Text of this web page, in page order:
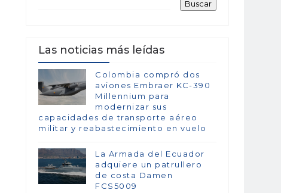
Las noticias más leídas
Colombia compró dos
aviones Embraer KC-390
Millennium para
modernizar sus
capacidades de transporte aéreo
militar y reabastecimiento en vuelo
La Armada del Ecuador
adquiere un patrullero
de costa Damen
FCS5009